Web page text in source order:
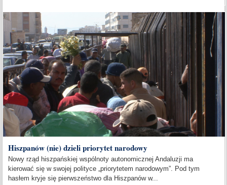
Hiszpanów (nie) dzieli priorytet narodowy
Nowy rząd hiszpańskiej wspólnoty autonomicznej Andaluzji ma
kierować się w swojej polityce „priorytetem narodowym”. Pod tym
hasłem kryje się pierwszeństwo dla Hiszpanów w...